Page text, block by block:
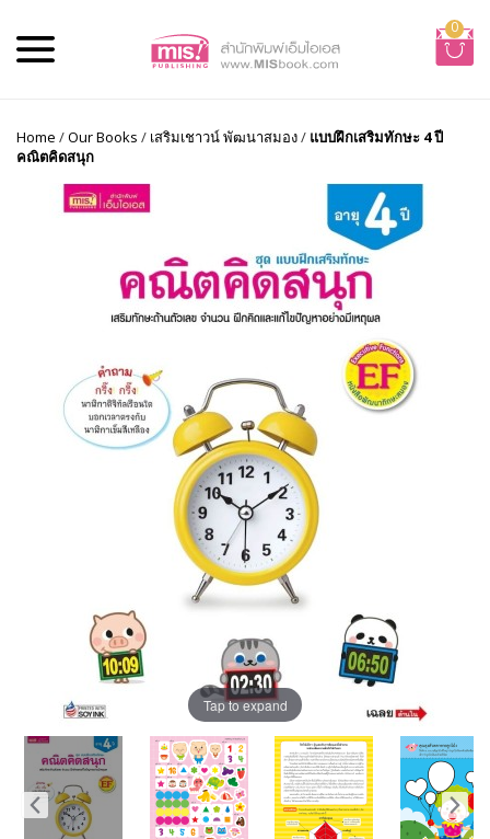
0
Home /Our Books / เสริมเชาวน์ พัฒนาสมอง/ แบบฝึกเสริมทักษะ 4 ปี
คณิตคิดสนุก
Tap to expand